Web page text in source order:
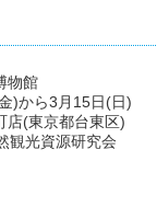
物館
)から3月15日(日)
店(東京都台東区)
観光資源研究会